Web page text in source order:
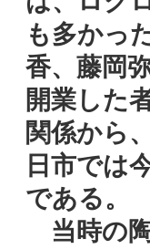
も多かっ
香、藤岡
開業した
関係から
日市では
である。
当時の